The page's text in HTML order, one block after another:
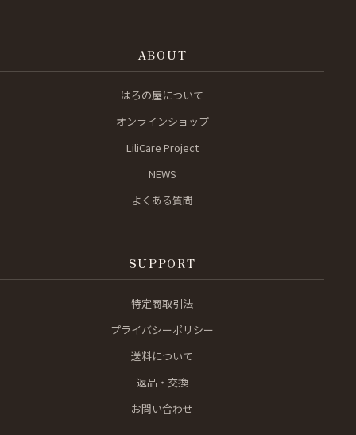
ABOUT
はろの屋について
オンラインショップ
LiliCare Project
NEWS
よくある質問
SUPPORT
特定商取引法
プライバシーポリシー
送料について
返品・交換
お問い合わせ